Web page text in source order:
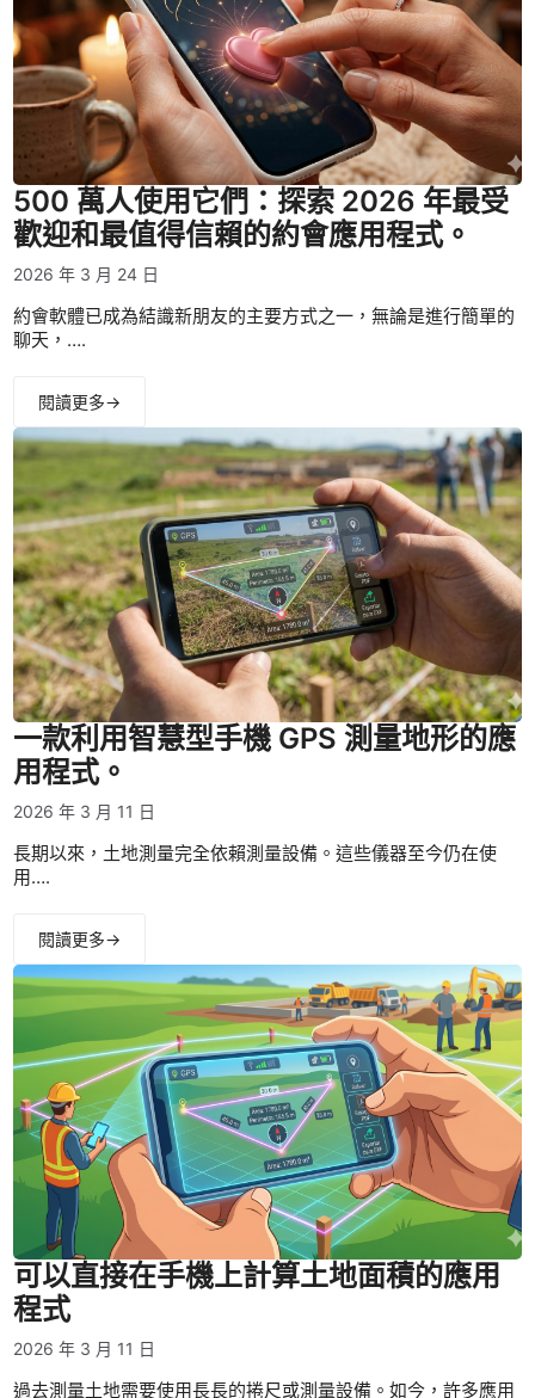
500 萬人使用它們：探索 2026 年最受
歡迎和最值得信賴的約會應用程式。
2026 年 3 月 24 日
約會軟體已成為結識新朋友的主要方式之一，無論是進行簡單的
聊天，….
閱讀更多→
一款利用智慧型手機 GPS 測量地形的應
用程式。
2026 年 3 月 11 日
長期以來，土地測量完全依賴測量設備。這些儀器至今仍在使
用….
閱讀更多→
可以直接在手機上計算土地面積的應用
程式
2026 年 3 月 11 日
過去測量土地需要使用長長的捲尺或測量設備。如今，許多應用